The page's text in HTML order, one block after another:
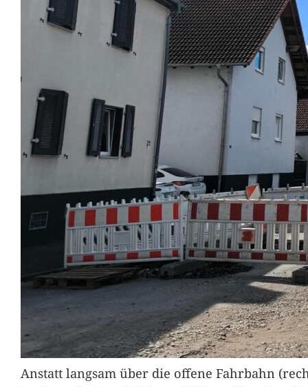
Anstatt langsam über die offene Fahrbahn